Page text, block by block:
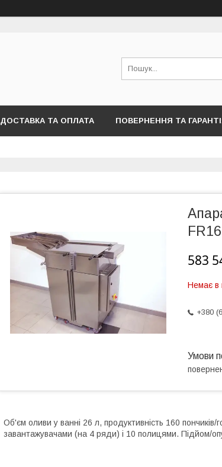
ДОСТАВКА ТА ОПЛАТА ПОВЕРНЕННЯ ТА
583
Немає в
+380
Об'єм оливи у ванні 26 л, продуктивність 160
завантажувачами (на 4 ряди) і 10 полицями. Підйом/